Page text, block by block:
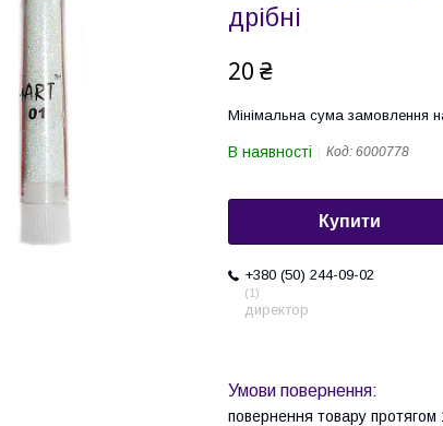
дрібні
20 ₴
Мінімальна сума замовлення
В наявності Код: 6000778
Купити
+380 (50) 244-09-02
1
директор
повернення товару протягом